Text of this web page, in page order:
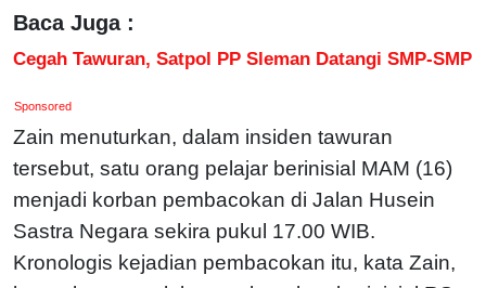
Baca Juga :
Cegah Tawuran, Satpol PP Sleman Datangi SMP-SMP
Sponsored
Zain menuturkan, dalam insiden tawuran
tersebut, satu orang pelajar berinisial MAM (16)
menjadi korban pembacokan di Jalan Husein
Sastra Negara sekira pukul 17.00 WIB.
Kronologis kejadian pembacokan itu, kata Zain,